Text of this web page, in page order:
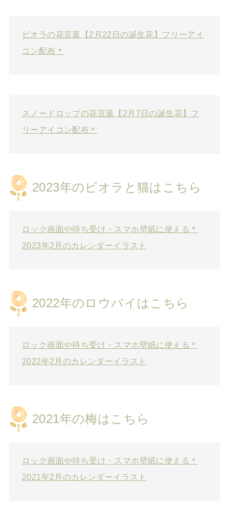
ビオラの花言葉【2月22日の誕生花】フリーアイ
コン配布＊
スノードロップの花言葉【2月7日の誕生花】フ
リーアイコン配布＊
2023年のビオラと猫はこちら
ロック画面や待ち受け・スマホ壁紙に使える＊
2023年2月のカレンダーイラスト
2022年のロウバイはこちら
ロック画面や待ち受け・スマホ壁紙に使える＊
2022年2月のカレンダーイラスト
2021年の梅はこちら
ロック画面や待ち受け・スマホ壁紙に使える＊
2021年2月のカレンダーイラスト